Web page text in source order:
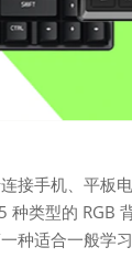
接手机、平
类型的 RGB
适合一般学